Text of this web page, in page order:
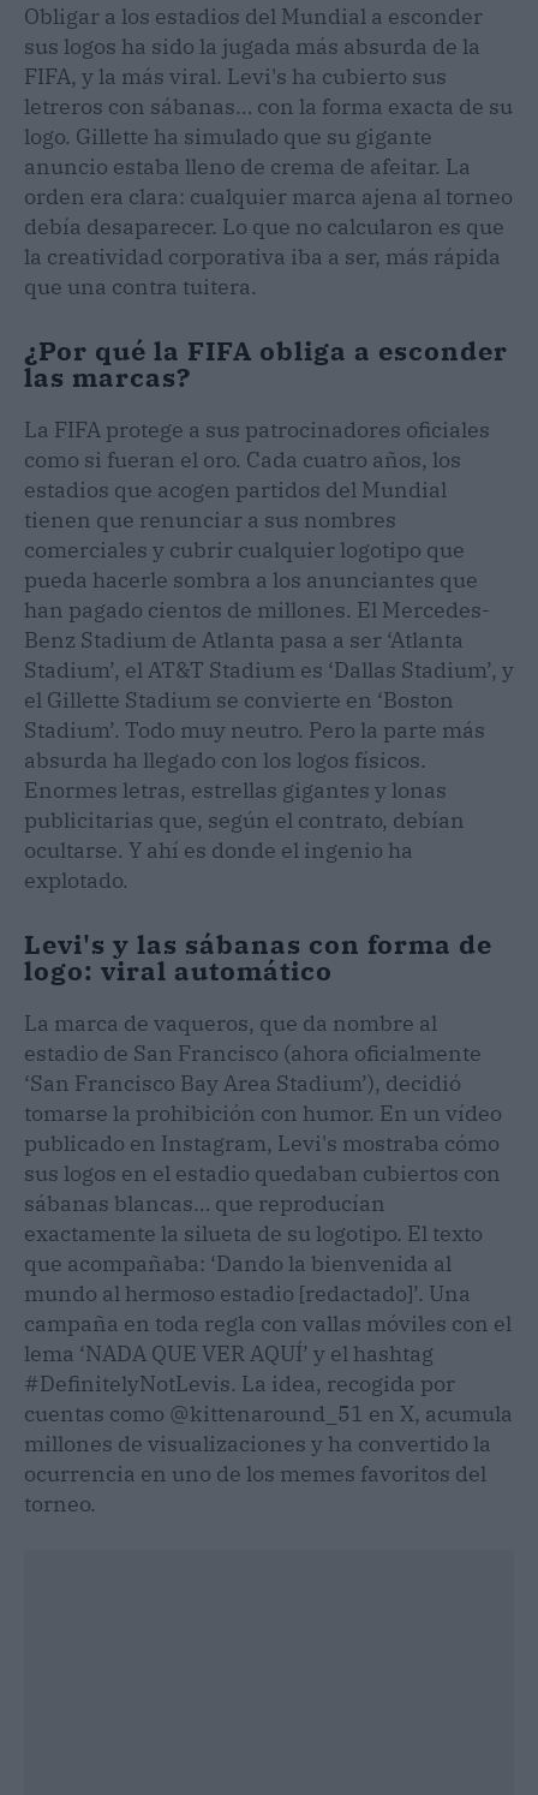
Obligar a los estadios del Mundial a esconder
sus logos ha sido la jugada más absurda de la
FIFA, y la más viral. Levi's ha cubierto sus
letreros con sábanas… con la forma exacta de su
logo. Gillette ha simulado que su gigante
anuncio estaba lleno de crema de afeitar. La
orden era clara: cualquier marca ajena al torneo
debía desaparecer. Lo que no calcularon es que
la creatividad corporativa iba a ser, más rápida
que una contra tuitera.
¿Por qué la FIFA obliga a esconder
las marcas?
La FIFA protege a sus patrocinadores oficiales
como si fueran el oro. Cada cuatro años, los
estadios que acogen partidos del Mundial
tienen que renunciar a sus nombres
comerciales y cubrir cualquier logotipo que
pueda hacerle sombra a los anunciantes que
han pagado cientos de millones. El Mercedes-
Benz Stadium de Atlanta pasa a ser ‘Atlanta
Stadium’, el AT&T Stadium es ‘Dallas Stadium’, y
el Gillette Stadium se convierte en ‘Boston
Stadium’. Todo muy neutro. Pero la parte más
absurda ha llegado con los logos físicos.
Enormes letras, estrellas gigantes y lonas
publicitarias que, según el contrato, debían
ocultarse. Y ahí es donde el ingenio ha
explotado.
Levi's y las sábanas con forma de
logo: viral automático
La marca de vaqueros, que da nombre al
estadio de San Francisco (ahora oficialmente
‘San Francisco Bay Area Stadium’), decidió
tomarse la prohibición con humor. En un vídeo
publicado en Instagram, Levi's mostraba cómo
sus logos en el estadio quedaban cubiertos con
sábanas blancas… que reproducían
exactamente la silueta de su logotipo. El texto
que acompañaba: ‘Dando la bienvenida al
mundo al hermoso estadio [redactado]’. Una
campaña en toda regla con vallas móviles con el
lema ‘NADA QUE VER AQUÍ’ y el hashtag
#DefinitelyNotLevis. La idea, recogida por
cuentas como @kittenaround_51 en X, acumula
millones de visualizaciones y ha convertido la
ocurrencia en uno de los memes favoritos del
torneo.